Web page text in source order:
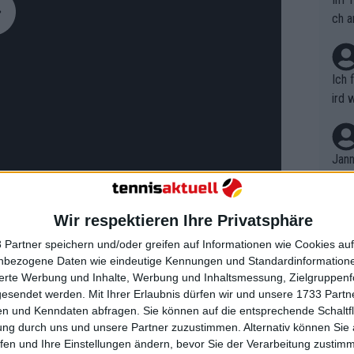
Wir respektieren Ihre Privatsphäre
Partner speichern und/oder greifen auf Informationen wie Cookies
Daten wie eindeutige Kennungen und
Werbung und Inhalte, Werbung und Inhaltsmessung,
werden. Mit Ihrer Erlaubnis dürfen wir und unsere 1733
und Kenndaten abfragen. Sie können auf die entsprechende
durch uns und unsere Partner zuzustimmen. Alternativ können Sie
und Ihre Einstellungen ändern, bevor Sie der Verarbeitung
anstreben, aber laut Clement
Sinner.
weit über dem Rest der Welt liegt",
gegenüber L'Equipe. Aber über
ch
Ich
ird
r in
em
t,
B.
on
n
nt.